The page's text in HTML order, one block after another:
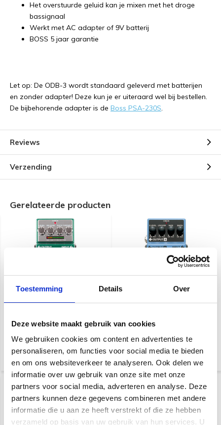
Toestemming Details Over
Deze website maakt gebruik van cookies
We gebruiken cookies om content en advertenties te
personaliseren, om functies voor social media te bieden
en om ons websiteverkeer te analyseren. Ook delen we
informatie over uw gebruik van onze site met onze
partners voor social media, adverteren en analyse. Deze
partners kunnen deze gegevens combineren met andere
informatie die u aan ze heeft verstrekt of die ze hebben
verzameld op basis van uw gebruik van hun services. U
Het overstuurde geluid kan je mixen met het droge
bassignaal
Werkt met AC adapter of 9V batterij
BOSS 5 jaar garantie
Let op: De ODB-3 wordt standaard geleverd met batterijen
en zonder adapter! Deze kun je er uiteraard wel bij bestellen.
De bijbehorende adapter is de Boss PSA-230S.
Reviews
Verzending
Gerelateerde producten
Boss BC-1X Bass Comp
€ 203,-
Boss CEB-3 Bass Chorus
€ 113,-